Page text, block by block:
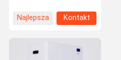
Najlepsza
Kontakt